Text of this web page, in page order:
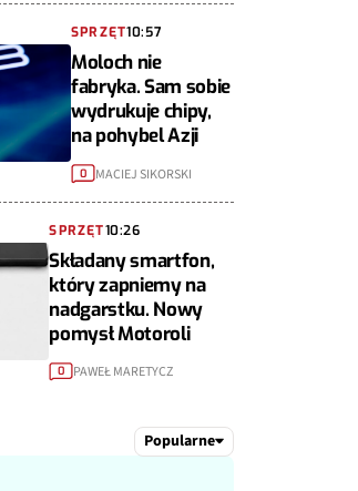
SPRZĘT10:57
Moloch nie
fabryka. Sam sobie
wydrukuje chipy,
na pohybel Azji
0 MACIEJ SIKORSKI
SPRZĘT10:26
Składany smartfon,
który zapniemy na
nadgarstku. Nowy
pomysł Motoroli
0 PAWEŁ MARETYCZ
Popularne